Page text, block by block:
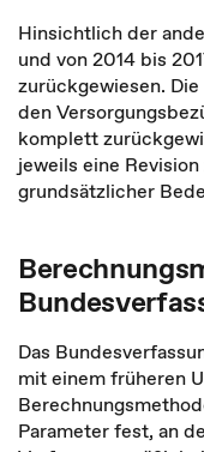
Hinsichtlich der
und von 2014 bis
zurückgewiesen.
den
komplett
jeweils eine
grundsätzlicher
Das
mit einem früheren
Parameter fest, an